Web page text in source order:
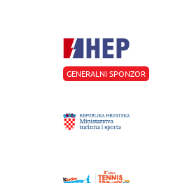
GENERALNI SPONZOR